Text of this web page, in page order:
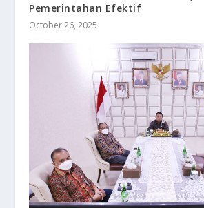
Pemerintahan Efektif
October 26, 2025